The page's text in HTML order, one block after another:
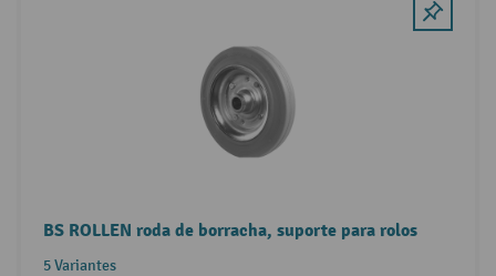
BS ROLLEN roda de borracha, suporte para rolos
5 Variantes